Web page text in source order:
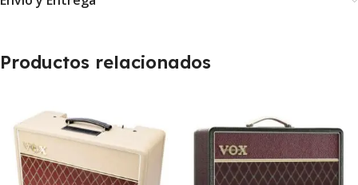
Productos relacionados